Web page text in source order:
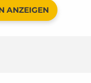
ANZEIGEN